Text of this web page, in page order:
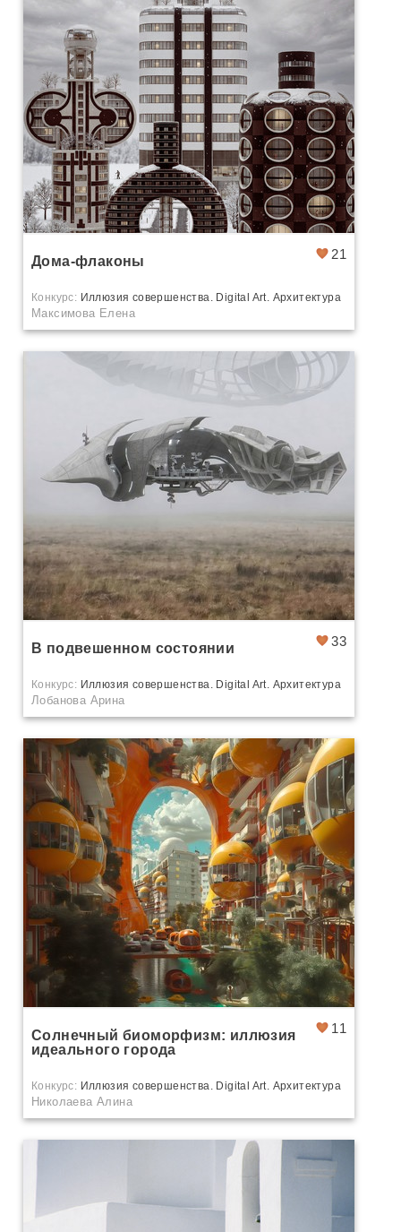
21
Дома-флаконы
Конкурс: Иллюзия совершенства. Digital Art. Архитектура
Максимова Елена
33
В подвешенном состоянии
Конкурс: Иллюзия совершенства. Digital Art. Архитектура
Лобанова Арина
11
Солнечный биоморфизм: иллюзия
идеального города
Конкурс: Иллюзия совершенства. Digital Art. Архитектура
Николаева Алина